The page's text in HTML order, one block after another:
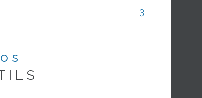
3
Nos